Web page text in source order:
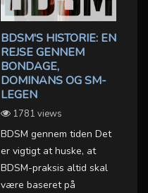
BDSM'S HISTORIE: EN
REJSE GENNEM
BONDAGE,
DOMINANS OG SM-
LEGEN
1781 views
BDSM gennem tiden Det
er vigtigt at huske, at
BDSM-praksis altid skal
være baseret på